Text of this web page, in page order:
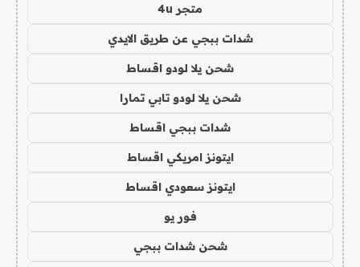
متجر 4u
شدات ببجي عن طريق الايدي
شحن يلا لودو اقساط
شحن يلا لودو تابي تمارا
شدات ببجي اقساط
ايتونز امريكي اقساط
ايتونز سعودي اقساط
فور يو
شحن شدات ببجي